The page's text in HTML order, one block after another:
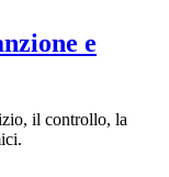
e
il controllo, la